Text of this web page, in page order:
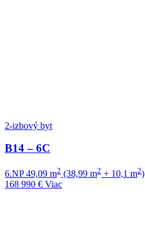
2-izbový byt
B14 – 6C
6.NP 49,09 m2 (38,99 m2 + 10,1 m2)
168 990 € Viac